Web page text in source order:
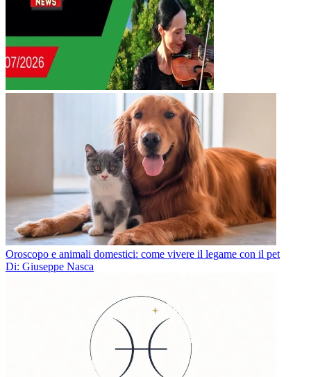
Oroscopo e animali domestici: come vivere il legame con il pet
Di: Giuseppe Nasca